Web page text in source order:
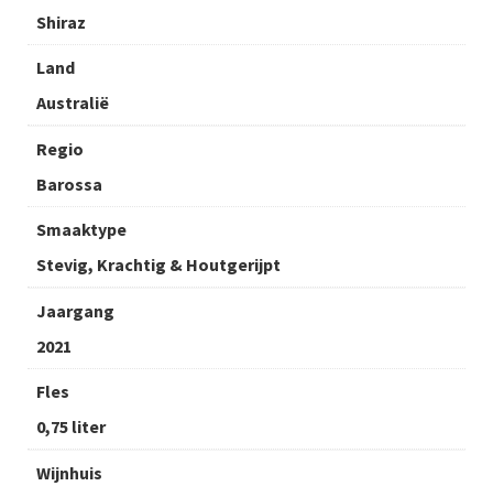
Shiraz
Land
Australië
Regio
Barossa
Smaaktype
Stevig, Krachtig & Houtgerijpt
Jaargang
2021
Fles
0,75 liter
Wijnhuis